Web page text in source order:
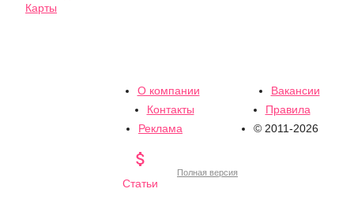
Карты
О компании
Вакансии
Контакты
Правила
Реклама
© 2011-2026

Статьи
Полная версия